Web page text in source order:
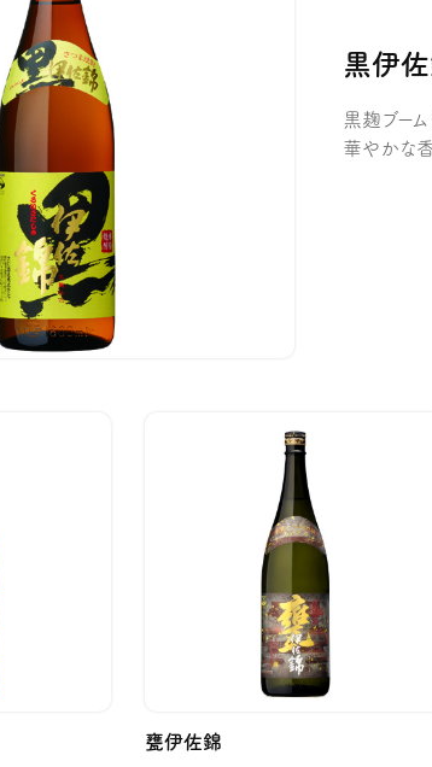
黒伊
黒麹ブーム
華やかな
甕伊佐錦